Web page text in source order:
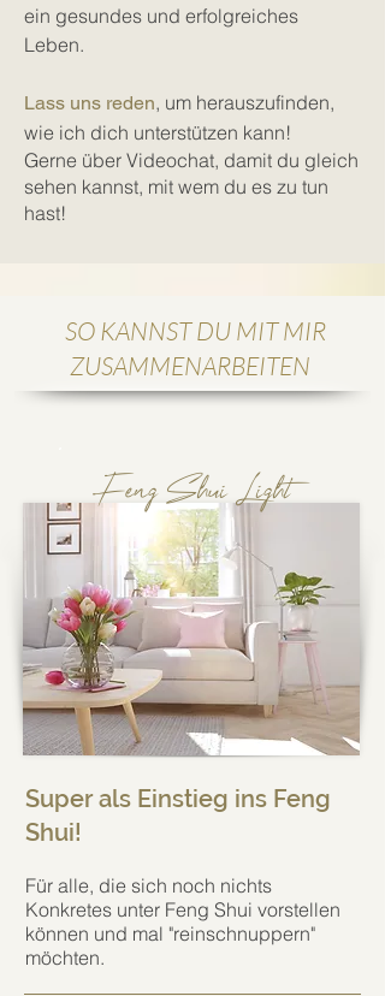
ein gesundes und erfolgreiches
Leben.
Lass uns reden, um herauszufinden,
wie ich dich unterstützen kann!
Gerne über Videochat, damit du gleich
sehen kannst, mit wem du es zu tun
hast!
SO KANNST DU MIT MIR
ZUSAMMENARBEITEN
Feng Shui Light
Super als Einstieg ins Feng
Shui!
Für alle, die sich noch nichts
Konkretes unter Feng Shui vorstellen
können und mal "reinschnuppern"
möchten.